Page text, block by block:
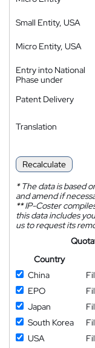
Small Entity, USA
Micro Entity, USA
Entry into National
Phase under
Patent Delivery
Translation
Recalculate
*The data is based
and amend if
**IP-Coster
this data includes
us to request its
Country
China
EPO
Japan
South Korea
USA